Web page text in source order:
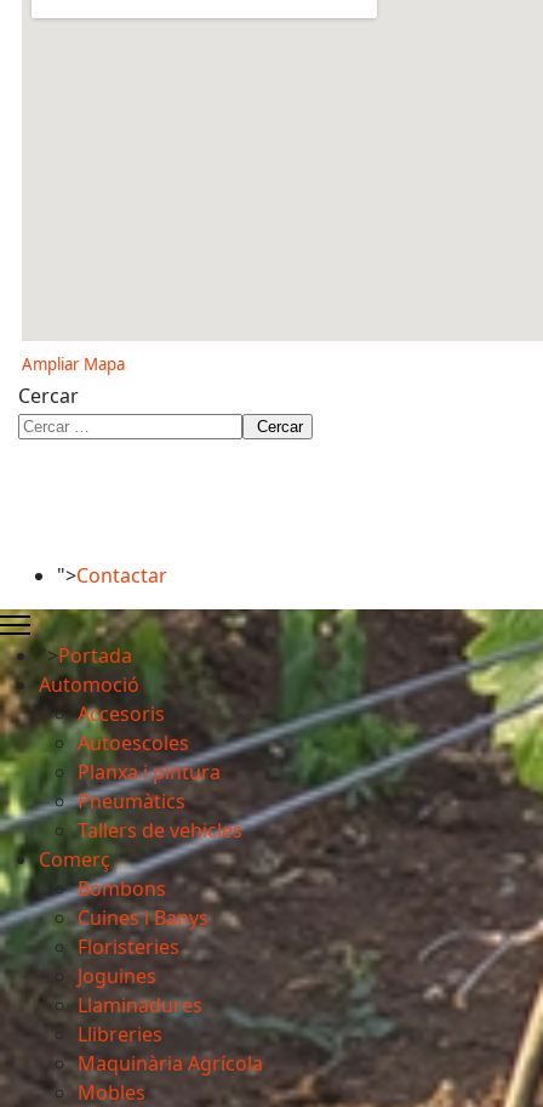
Ampliar Mapa
Cercar
Cercar
">Contactar
">Portada
Automoció
Accesoris
Autoescoles
Planxa i pintura
Pneumàtics
Tallers de vehicles
Comerç
Bombons
Cuines i Banys
Floristeries
Joguines
Llaminadures
Llibreries
Maquinària Agrícola
Mobles